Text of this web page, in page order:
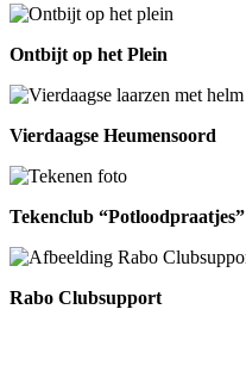
Ontbijt op het Plein
Vierdaagse Heumensoord
Tekenclub “Potloodpraatjes”
Rabo Clubsupport